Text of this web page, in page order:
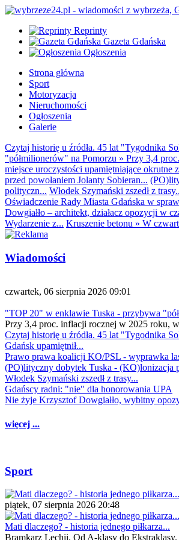
Reprinty
Gazeta Gdańska
Ogłoszenia
Strona główna
Sport
Motoryzacja
Nieruchomości
Ogłoszenia
Galerie
Czytaj historię u źródła. 45 lat "Tygodnika
"półmilionerów" na Pomorzu » Przy 3,4
miejsce uroczystości upamiętniające okrutne
przed powołaniem Jolanty Sobieran...
polityczn... Włodek Szymański zszedł z
Oświadczenie Rady Miasta Gdańska w
Dowgiałło – architekt, działacz opozycji w
Wydarzenie z... Kruszenie betonu » W
Wiadomości
czwartek, 06 sierpnia 2026 09:01
"TOP 20" w enklawie Tuska - przybywa
Przy 3,4 proc. inflacji rocznej w 2025 roku,
Czytaj historię u źródła. 45 lat "Tygodnika
Gdańsk upamiętnił...
Prawo prawa koalicji KO/PSL - wyprawka
(PO)lityczny dobytek Tuska - (KO)lonizacja
Włodek Szymański zszedł z trasy...
Gdańscy radni: "nie" dla honorowania UPA
Nie żyje Krzysztof Dowgiałło, wybitny
więcej ...
Sport
piątek, 07 sierpnia 2026 20:48
Mati dlaczego? - historia jednego piłkarza...
Bramkarz Lechii. Od A-klasy do